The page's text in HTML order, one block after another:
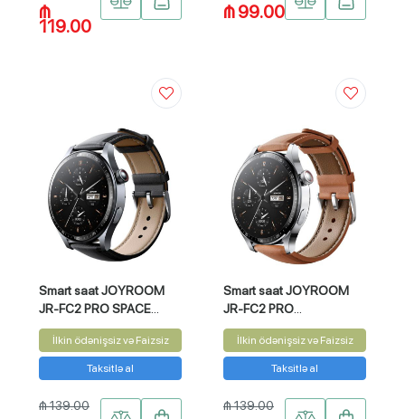
₼
119.00
₼ 99.00
Smart saat JOYROOM
JR-FC2 PRO SPACE
GREY
İlkin ödənişsiz və Faizsiz
Taksitlə al
₼ 139.00
Smart saat JOYROOM
JR-FC2 PRO
MOONLIGHT SILVER
İlkin ödənişsiz və Faizsiz
Taksitlə al
₼ 139.00